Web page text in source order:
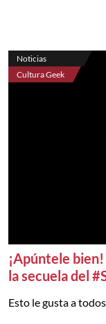
Noticias
Cultura Geek
¡Apúntele
la secuela del
Esto le gusta a